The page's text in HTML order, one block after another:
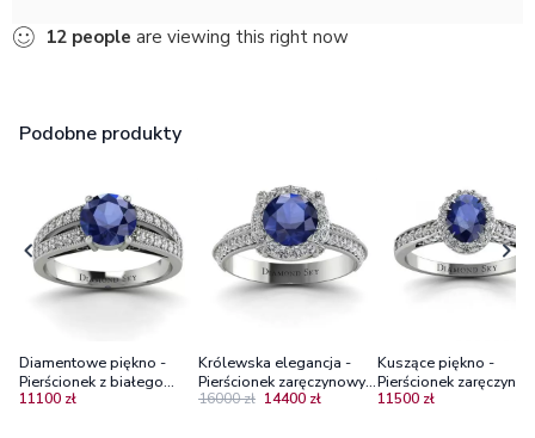
12 people are viewing this right now
Podobne produkty
Diamentowe piękno -
Pierścionek z białego
złota z szafirem i
11100 zł
Królewska elegancja -
Pierścionek zaręczynowy z
białego złota z szafirem
16000 zł 14400 zł
Kuszące piękno -
Pierścionek
białe złoto, próba 585,
11500 zł